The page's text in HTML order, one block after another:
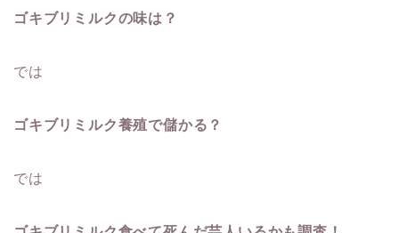
ゴキブリミルクの味は？
では
ゴキブリミルク養殖で儲かる？
では